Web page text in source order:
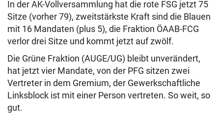
In der AK-Vollversammlung hat die rote FSG jetzt 75
Sitze (vorher 79), zweitstärkste Kraft sind die Blauen
mit 16 Mandaten (plus 5), die Fraktion ÖAAB-FCG
verlor drei Sitze und kommt jetzt auf zwölf.
Die Grüne Fraktion (AUGE/UG) bleibt unverändert,
hat jetzt vier Mandate, von der PFG sitzen zwei
Vertreter in dem Gremium, der Gewerkschaftliche
Linksblock ist mit einer Person vertreten. So weit, so
gut.